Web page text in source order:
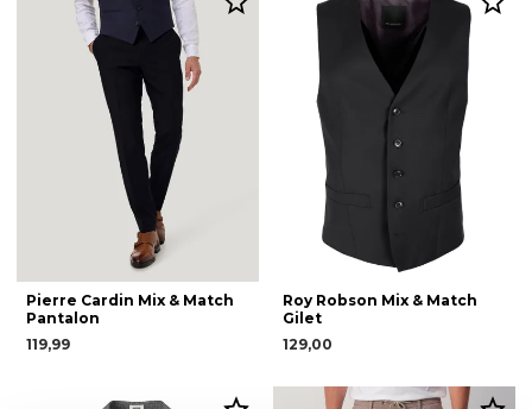
Pierre Cardin Mix & Match
Pantalon
119,99
Roy Robson Mix & Match
Gilet
129,00